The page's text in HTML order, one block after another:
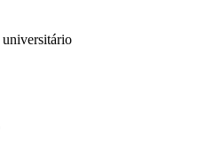
universitário